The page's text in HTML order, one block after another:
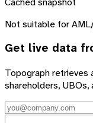
Not suitable for
Get live data
Topograph
shareholders,